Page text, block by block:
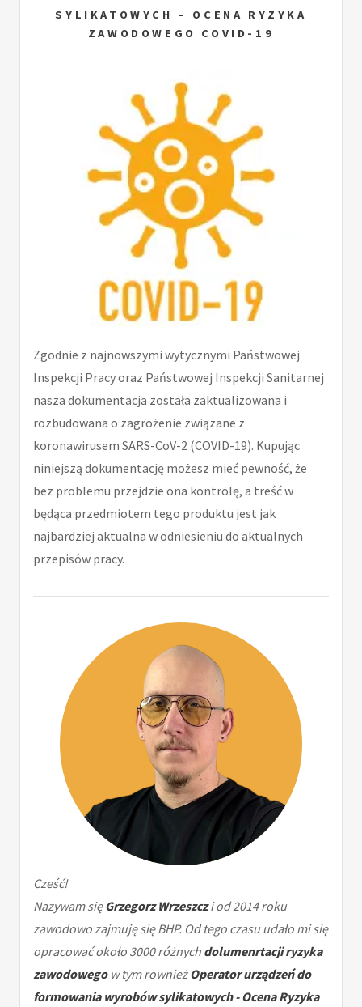
SYLIKATOWYCH – OCENA RYZYKA
ZAWODOWEGO COVID-19
Zgodnie z najnowszymi wytycznymi Państwowej
Inspekcji Pracy oraz Państwowej Inspekcji Sanitarnej
nasza dokumentacja została zaktualizowana i
rozbudowana o zagrożenie związane z
koronawirusem SARS-CoV-2 (COVID-19). Kupując
niniejszą dokumentację możesz mieć pewność, że
bez problemu przejdzie ona kontrolę, a treść w
będąca przedmiotem tego produktu jest jak
najbardziej aktualna w odniesieniu do aktualnych
przepisów pracy.
Cześć!
Nazywam sięGrzegorz Wrzeszczi od 2014 roku
zawodowo zajmuję się BHP. Od tego czasu udało mi się
opracować około 3000 różnych dolumenrtacji ryzyka
zawodowegow tym rownieżOperator urządzeń do
formowania wyrobów sylikatowych - Ocena Ryzyka